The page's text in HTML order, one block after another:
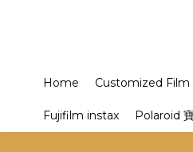
Home Customized Film
Fujifilm instax Polaroid